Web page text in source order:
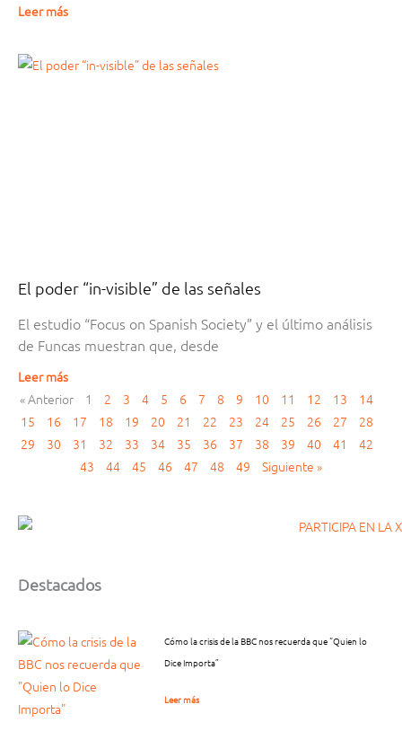
Leer más
El poder “in-visible” de las señales
El estudio “Focus on Spanish Society” y el último análisis
de Funcas muestran que, desde
Leer más
« Anterior
1 2 3 4 5 6 7 8 9 10 11 12 13
14
15
16 17 18 19 20 21 22 23 24 25 26 27
28
29
30 31 32 33 34 35 36 37 38 39 40 41
42
43
44 45 46 47 48 49 Siguiente »
Destacados
Cómo la crisis de la BBC nos recuerda que “Quien lo
Dice Importa”
Leer más